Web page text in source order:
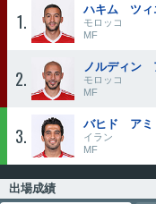
1
ハキム ツィ
モロッコ
MF
2
ノルディン
モロッコ
MF
3
バヒド アミ
イラン
MF
出場成績